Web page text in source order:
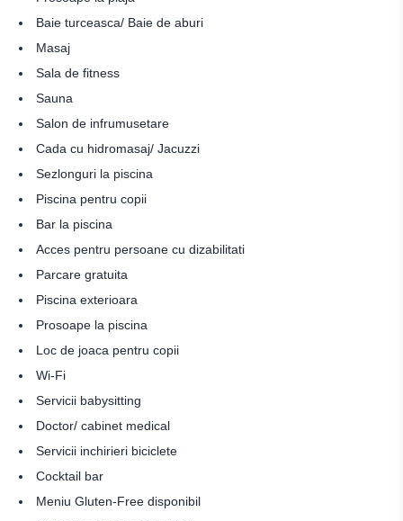
Baie turceasca/ Baie de aburi
Masaj
Sala de fitness
Sauna
Salon de infrumusetare
Cada cu hidromasaj/ Jacuzzi
Sezlonguri la piscina
Piscina pentru copii
Bar la piscina
Acces pentru persoane cu dizabilitati
Parcare gratuita
Piscina exterioara
Prosoape la piscina
Loc de joaca pentru copii
Wi-Fi
Servicii babysitting
Doctor/ cabinet medical
Servicii inchirieri biciclete
Cocktail bar
Meniu Gluten-Free disponibil